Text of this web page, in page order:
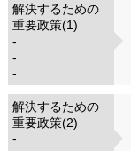
解決するための
重要政策(1)
-
-
-
解決するための
重要政策(2)
-